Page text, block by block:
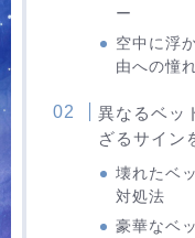
ー
空中に浮
由への憧
異なるベッ
ざるサイン
壊れたベ
対処法
豪華なベ